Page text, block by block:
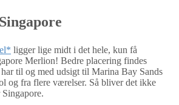
ligger lige midt i det hele, kun få
Merlion! Bedre placering findes
til og med udsigt til Marina Bay Sands
og fra flere værelser. Så bliver det ikke